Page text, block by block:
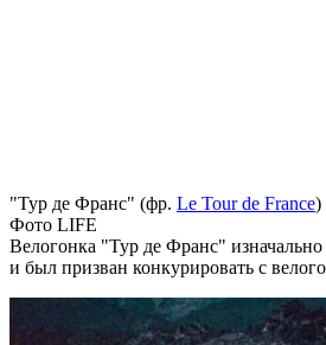
"Тур де Франс" (фр. Le Tour de France)
Фото LIFE
Велогонка "Тур де Франс"
и был призван конкурировать с